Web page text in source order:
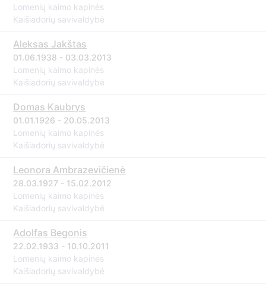
Lomenių kaimo kapinės
Kaišiadorių savivaldybė
Aleksas Jakštas
01.06.1938 - 03.03.2013
Lomenių kaimo kapinės
Kaišiadorių savivaldybė
Domas Kaubrys
01.01.1926 - 20.05.2013
Lomenių kaimo kapinės
Kaišiadorių savivaldybė
Leonora Ambrazevičienė
28.03.1927 - 15.02.2012
Lomenių kaimo kapinės
Kaišiadorių savivaldybė
Adolfas Begonis
22.02.1933 - 10.10.2011
Lomenių kaimo kapinės
Kaišiadorių savivaldybė